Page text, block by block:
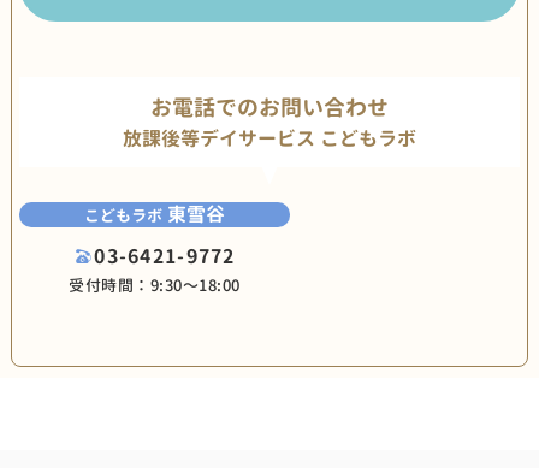
お電話でのお問い合わせ
放課後等デイサービス こどもラボ
こどもラボ 東雪谷
03-6421-9772
受付時間：9:30〜18:00